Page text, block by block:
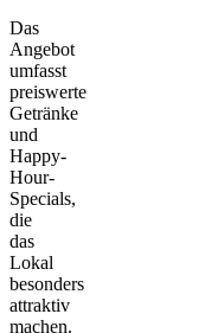
Das
Angebot
umfasst
preiswerte
Getränke
und
Happy-
Hour-
Specials,
die
das
Lokal
besonders
attraktiv
machen.